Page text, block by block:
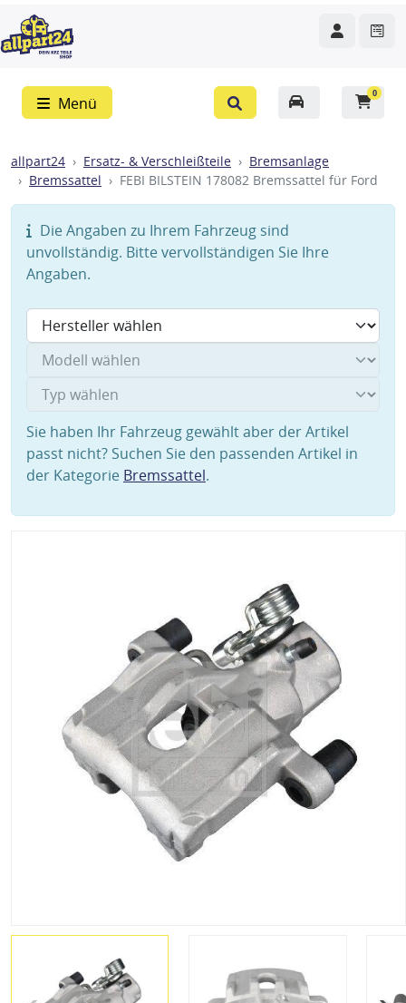
Menü
0
allpart24 Ersatz- & Verschleißteile
Bremsanlage
Bremssattel
FEBI BILSTEIN 178082 Bremssattel für Ford
Die Angaben zu Ihrem Fahrzeug sind
unvollständig. Bitte vervollständigen Sie Ihre
Angaben.
Sie haben Ihr Fahrzeug gewählt aber der Artikel
passt nicht? Suchen Sie den passenden Artikel in
der Kategorie Bremssattel.